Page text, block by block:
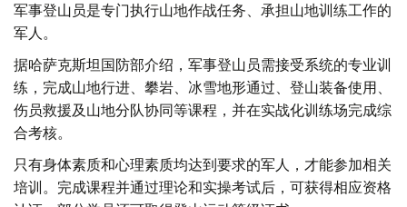
军事登山员是专门执行山地作战任务、承担山地训练工作的
军人。
据哈萨克斯坦国防部介绍，军事登山员需接受系统的专业训
练，完成山地行进、攀岩、冰雪地形通过、登山装备使用、
伤员救援及山地分队协同等课程，并在实战化训练场完成综
合考核。
只有身体素质和心理素质均达到要求的军人，才能参加相关
培训。完成课程并通过理论和实操考试后，可获得相应资格